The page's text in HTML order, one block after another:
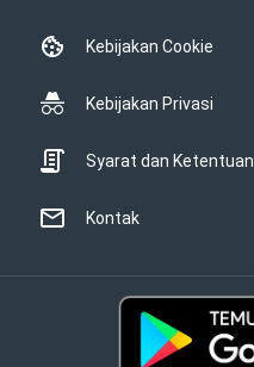
Kebijakan Cookie
Kebijakan Privasi
Syarat dan Ketentuan
Kontak